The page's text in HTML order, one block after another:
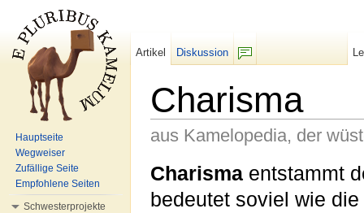
Charisma
aus Kamelopedia, der
Charisma entstammt
bedeutet soviel wie
Artikel
Diskussion
Hauptseite
Wegweiser
Zufällige Seite
Empfohlene Seiten
Schwesterprojekte